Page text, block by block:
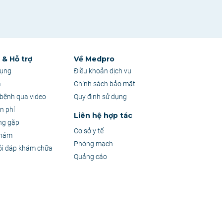
Hỗ trợ
qua video
phí
gặp
đáp khám chữa
Về Medpro
Điều khoản dịch vụ
Chính sách bảo mật
Quy định sử dụng
Liên hệ hợp tác
Cơ sở y tế
Phòng mạch
Quảng cáo